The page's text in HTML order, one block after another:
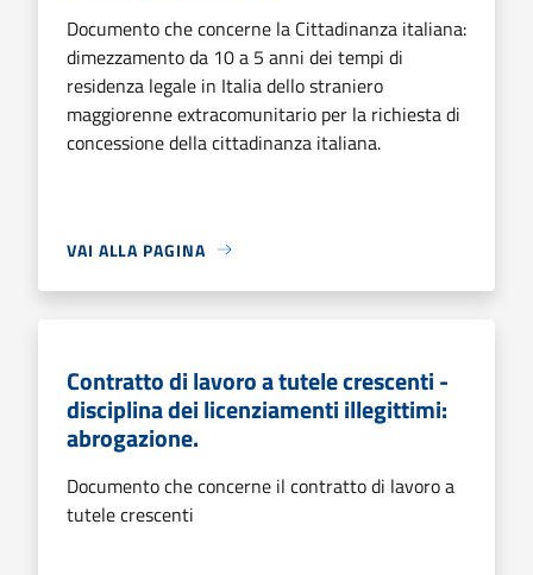
Documento che concerne la Cittadinanza italiana:
dimezzamento da 10 a 5 anni dei tempi di
residenza legale in Italia dello straniero
maggiorenne extracomunitario per la richiesta di
concessione della cittadinanza italiana.
VAI ALLA PAGINA
Contratto di lavoro a tutele crescenti -
disciplina dei licenziamenti illegittimi:
abrogazione.
Documento che concerne il contratto di lavoro a
tutele crescenti